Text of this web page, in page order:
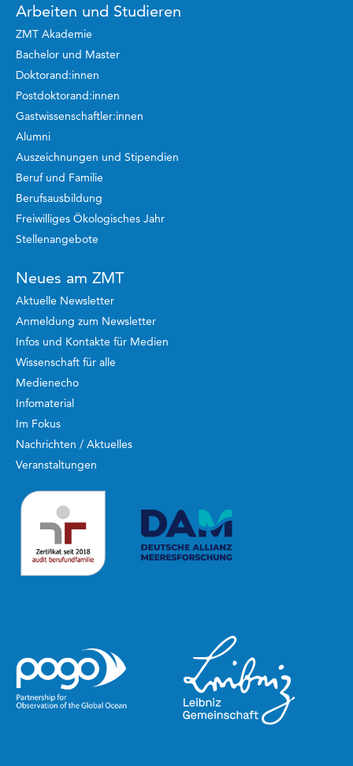
Arbeiten und Studieren
ZMT Akademie
Bachelor und Master
Doktorand:innen
Postdoktorand:innen
Gastwissenschaftler:innen
Alumni
Auszeichnungen und Stipendien
Beruf und Familie
Berufsausbildung
Freiwilliges Ökologisches Jahr
Stellenangebote
Neues am ZMT
Aktuelle Newsletter
Anmeldung zum Newsletter
Infos und Kontakte für Medien
Wissenschaft für alle
Medienecho
Infomaterial
Im Fokus
Nachrichten / Aktuelles
Veranstaltungen